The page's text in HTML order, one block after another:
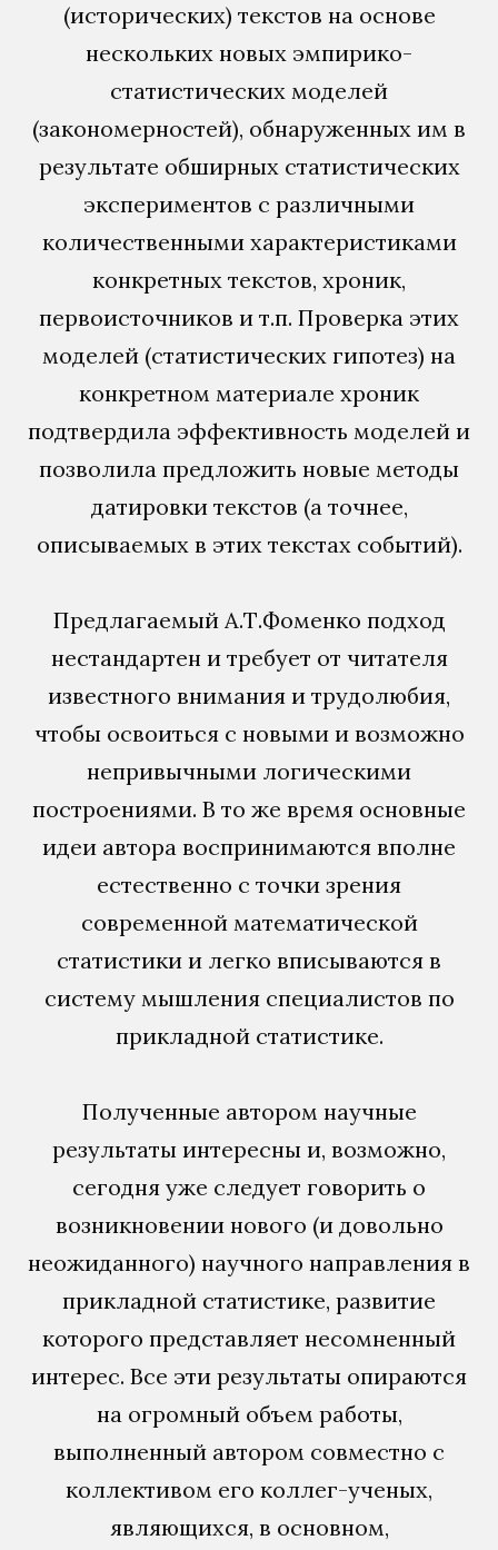
(исторических) текстов на основе
нескольких новых эмпирико-
статистических моделей
(закономерностей), обнаруженных им в
результате обширных статистических
экспериментов с различными
количественными характеристиками
конкретных текстов, хроник,
первоисточников и т.п. Проверка этих
моделей (статистических гипотез) на
конкретном материале хроник
подтвердила эффективность моделей и
позволила предложить новые методы
датировки текстов (а точнее,
описываемых в этих текстах событий).
Предлагаемый А.Т.Фоменко подход
нестандартен и требует от читателя
известного внимания и трудолюбия,
чтобы освоиться с новыми и возможно
непривычными логическими
построениями. В то же время основные
идеи автора воспринимаются вполне
естественно с точки зрения
современной математической
статистики и легко вписываются в
систему мышления специалистов по
прикладной статистике.
Полученные автором научные
результаты интересны и, возможно,
сегодня уже следует говорить о
возникновении нового (и довольно
неожиданного) научного направления в
прикладной статистике, развитие
которого представляет несомненный
интерес. Все эти результаты опираются
на огромный объем работы,
выполненный автором совместно с
коллективом его коллег-ученых,
являющихся, в основном,